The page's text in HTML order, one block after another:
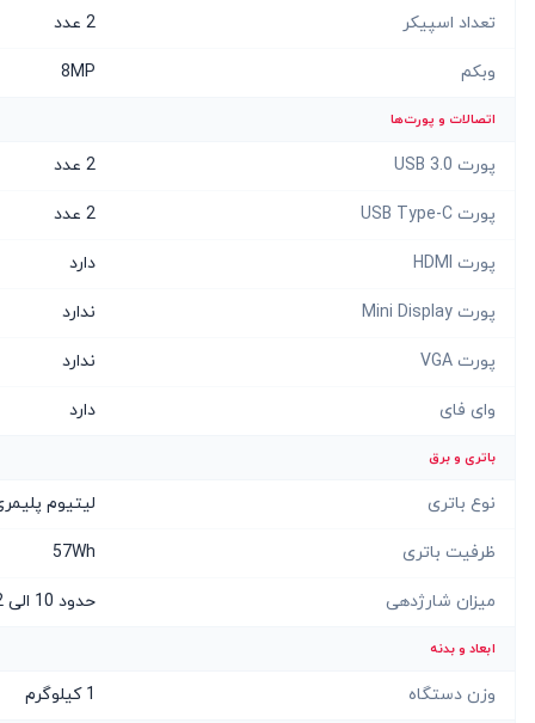
تعداد اسپیکر 2 عدد
وبکم 8MP
اتصالات و پورت‌ها
پورت USB 3.0 2 عدد
پورت USB Type-C 2 عدد
پورت HDMI دارد
پورت Mini Display ندارد
پورت VGA ندارد
وای فای دارد
باتری و برق
نوع باتری لیتیوم
ظرفیت باتری 57Wh
میزان شارژدهی حدود 10 الی 12 ساعت
ابعاد و بدنه
وزن دستگاه 1 کیلوگرم